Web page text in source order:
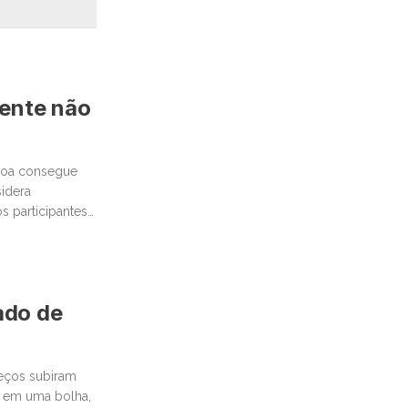
não
consegue
participantes
de
subiram
uma bolha,